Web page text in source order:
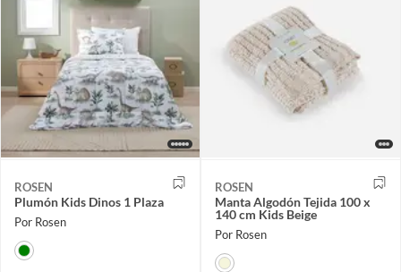
ROSEN
Plumón Kids Dinos 1 Plaza
Por Rosen
ROSEN
Manta Algodón Tejida 100 x
140 cm Kids Beige
Por Rosen